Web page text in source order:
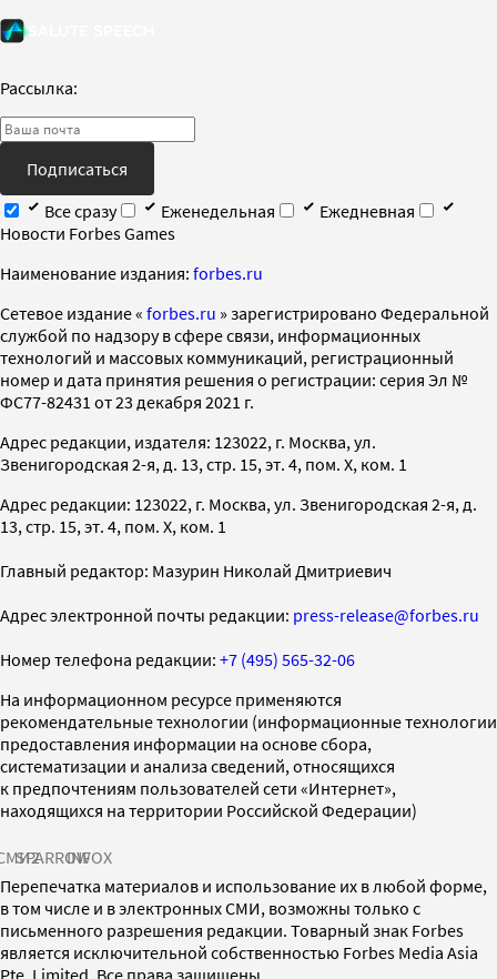
Рассылка:
Подписаться
Все сразу
Еженедельная
Ежедневная
Новости Forbes Games
Наименование издания: forbes.ru
Cетевое издание « forbes.ru » зарегистрировано Федеральной
службой по надзору в сфере связи, информационных
технологий и массовых коммуникаций, регистрационный
номер и дата принятия решения о регистрации: серия Эл №
ФС77-82431 от 23 декабря 2021 г.
Адрес редакции, издателя: 123022, г. Москва, ул.
Звенигородская 2-я, д. 13, стр. 15, эт. 4, пом. X, ком. 1
Адрес редакции: 123022, г. Москва, ул. Звенигородская 2-я, д.
13, стр. 15, эт. 4, пом. X, ком. 1
Главный редактор: Мазурин Николай Дмитриевич
Адрес электронной почты редакции: press-release@forbes.ru
Номер телефона редакции: +7 (495) 565-32-06
На информационном ресурсе применяются
рекомендательные технологии (информационные технологии
предоставления информации на основе сбора,
систематизации и анализа сведений, относящихся
к предпочтениям пользователей сети «Интернет»,
находящихся на территории Российской Федерации)
SPARROWINFOX
Перепечатка материалов и использование их в любой форме,
в том числе и в электронных СМИ, возможны только с
письменного разрешения редакции. Товарный знак Forbes
является исключительной собственностью Forbes Media Asia
Pte. Limited. Все права защищены.